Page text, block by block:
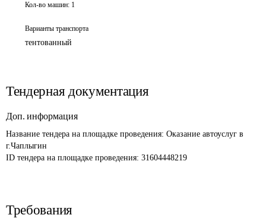
Кол-во машин: 1
Варианты транспорта
тентованный
Тендерная документация
Доп. информация
Название тендера на площадке проведения: Оказание автоуслуг в
г.Чаплыгин
ID тендера на площадке проведения: 31604448219
Требования